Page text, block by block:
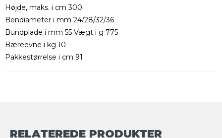
Højde, maks. i cm 300
Bendiameter i mm 24/28/32/36
Bundplade i mm 55 Vægt i g 775
Bæreevne i kg 10
Pakkestørrelse i cm 91
RELATEREDE PRODUKTER